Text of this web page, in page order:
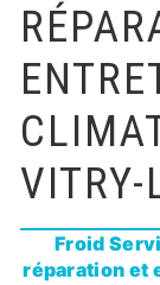
VITRY-
Froid
réparation et